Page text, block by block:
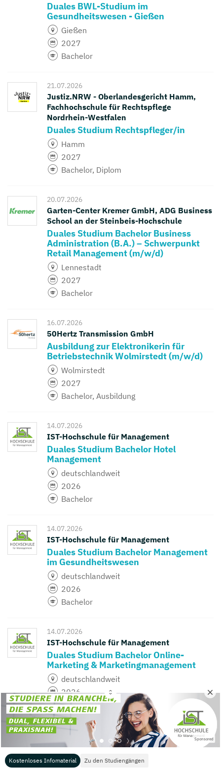
Kostenloses Infomaterial Zu den Studiengängen
Sponsored
Duales BWL-Studium im
Gesundheitswesen - Gießen
Gießen
2027
Bachelor
21.07.2026
Justiz.NRW - Oberlandesgericht Hamm,
Fachhochschule für Rechtspflege
Nordrhein-Westfalen
Duales Studium Rechtspfleger/in
Hamm
2027
Bachelor, Diplom
20.07.2026
Garten-Center Kremer GmbH, ADG Business
School an der Steinbeis-Hochschule
Duales Studium Bachelor Business
Administration (B.A.) – Schwerpunkt
Retail Management (m/w/d)
Lennestadt
2027
Bachelor
16.07.2026
50Hertz Transmission GmbH
Ausbildung zur Elektronikerin für
Betriebstechnik Wolmirstedt (m/w/d)
Wolmirstedt
2027
Bachelor, Ausbildung
14.07.2026
IST-Hochschule für Management
Duales Studium Bachelor Hotel
Management
deutschlandweit
2026
Bachelor
14.07.2026
IST-Hochschule für Management
Duales Studium Bachelor Management
im Gesundheitswesen
deutschlandweit
2026
Bachelor
14.07.2026
IST-Hochschule für Management
Duales Studium Bachelor Online-
Marketing & Marketingmanagement
deutschlandweit
2026
Bachelor
14.07.2026
IST-Hochschule für Management
Duales Studium Bachelor Sportbusiness
Management